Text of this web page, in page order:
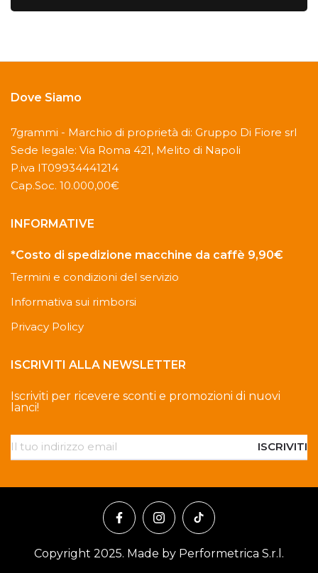
Dove Siamo
7grammi - Marchio di proprietà di: Gruppo Di Fiore srl
Sede legale: Via Roma 421, Melito di Napoli
P.iva IT09934441214
Cap.Soc. 10.000,00€
INFORMATIVE
*Costo di spedizione macchine da caffè 9,90€
Termini e condizioni del servizio
Informativa sui rimborsi
Privacy Policy
ISCRIVITI ALLA NEWSLETTER
Iscriviti per ricevere sconti e promozioni di nuovi
lanci!
ISCRIVITI
Copyright 2025. Made by Performetrica S.r.l.